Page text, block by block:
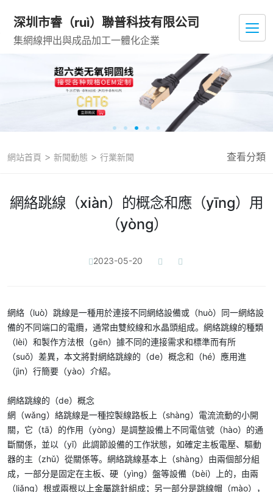
深圳市睿（ruì）聯普科技有限公司
集網線押出與成品加工一體化企業
網站首頁 > 新聞動態 > 行業新聞 查看分類
網絡跳線（xiàn）的概念和應（yīng）用
（yòng）
2023-05-20
網絡（luò）跳線是一種用於連接不同網絡設備或（huò）同一網絡設
備的不同端口的電纜，通常由雙絞線和水晶頭組成。網絡跳線的種類
（lèi）和製作方法根（gēn）據不同的連接需求和標準而有所
（suǒ）差異，本文將對網絡跳線的（de）概念和（hé）應用進
（jìn）行簡要（yào）介紹。
網絡跳線的（de）概念
網（wǎng）絡跳線是一種控製線路板上（shàng）電流流動的小開
關，它（tā）的作用（yòng）是調整設備上不同電信號（hào）的通
斷關係，並以（yǐ）此調節設備的工作狀態，如確定主板電壓、驅動
器的主（zhǔ）從關係等。網絡跳線基本上（shàng）由兩個部分組
成，一部分是固定在主板、硬（yìng）盤等設備（bèi）上的，由兩
（liǎng）根或兩根以上金屬跳針組成；另一部分是跳線帽（mào），